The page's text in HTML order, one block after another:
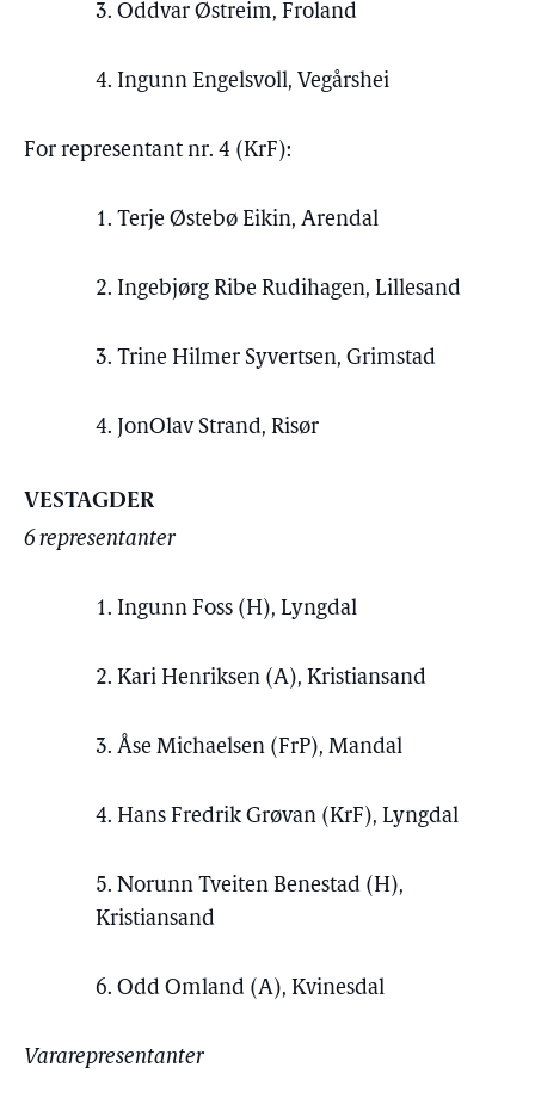
3. Oddvar Østreim, Froland
4. Ingunn Engelsvoll, Vegårshei
For representant nr. 4 (KrF):
1. Terje Østebø Eikin, Arendal
2. Ingebjørg Ribe Rudihagen, Lillesand
3. Trine Hilmer Syvertsen, Grimstad
4. JonOlav Strand, Risør
VESTAGDER
6 representanter
1. Ingunn Foss (H), Lyngdal
2. Kari Henriksen (A), Kristiansand
3. Åse Michaelsen (FrP), Mandal
4. Hans Fredrik Grøvan (KrF), Lyngdal
5. Norunn Tveiten Benestad (H),
Kristiansand
6. Odd Omland (A), Kvinesdal
Vararepresentanter